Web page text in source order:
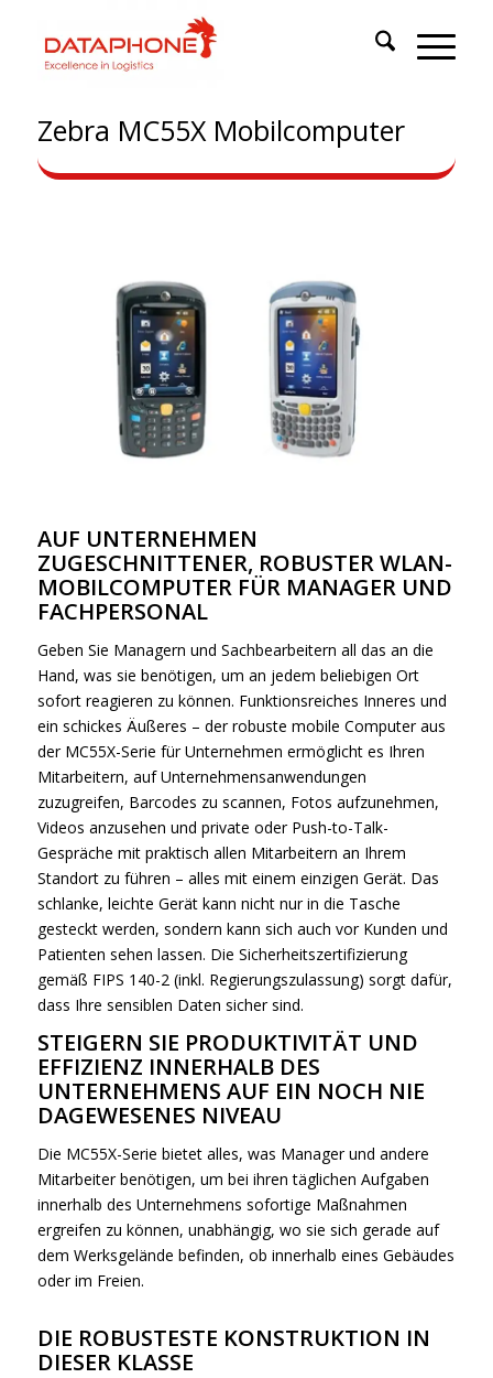
Zebra MC55X Mobilcomputer
AUF UNTERNEHMEN
ZUGESCHNITTENER, ROBUSTER WLAN-
MOBILCOMPUTER FÜR MANAGER UND
FACHPERSONAL
Geben Sie Managern und Sachbearbeitern all das an die
Hand, was sie benötigen, um an jedem beliebigen Ort
sofort reagieren zu können. Funktionsreiches Inneres und
ein schickes Äußeres – der robuste mobile Computer aus
der MC55X-Serie für Unternehmen ermöglicht es Ihren
Mitarbeitern, auf Unternehmensanwendungen
zuzugreifen, Barcodes zu scannen, Fotos aufzunehmen,
Videos anzusehen und private oder Push-to-Talk-
Gespräche mit praktisch allen Mitarbeitern an Ihrem
Standort zu führen – alles mit einem einzigen Gerät. Das
schlanke, leichte Gerät kann nicht nur in die Tasche
gesteckt werden, sondern kann sich auch vor Kunden und
Patienten sehen lassen. Die Sicherheitszertifizierung
gemäß FIPS 140-2 (inkl. Regierungszulassung) sorgt dafür,
dass Ihre sensiblen Daten sicher sind.
STEIGERN SIE PRODUKTIVITÄT UND
EFFIZIENZ INNERHALB DES
UNTERNEHMENS AUF EIN NOCH NIE
DAGEWESENES NIVEAU
Die MC55X-Serie bietet alles, was Manager und andere
Mitarbeiter benötigen, um bei ihren täglichen Aufgaben
innerhalb des Unternehmens sofortige Maßnahmen
ergreifen zu können, unabhängig, wo sie sich gerade auf
dem Werksgelände befinden, ob innerhalb eines Gebäudes
oder im Freien.
DIE ROBUSTESTE KONSTRUKTION IN
DIESER KLASSE